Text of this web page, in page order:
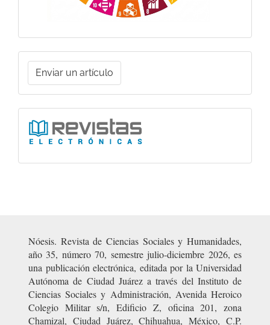
Enviar
un
artículo
Enviar un artículo
Ligas
Nóesis. Revista de Ciencias Sociales y Humanidades,
año 35, número 70, semestre julio-diciembre 2026, es
una publicación electrónica, editada por la Universidad
Autónoma de Ciudad Juárez a través del Instituto de
Ciencias Sociales y Administración, Avenida Heroico
Colegio Militar s/n, Edificio Z, oficina 201, zona
Chamizal, Ciudad Juárez, Chihuahua, México, C.P.